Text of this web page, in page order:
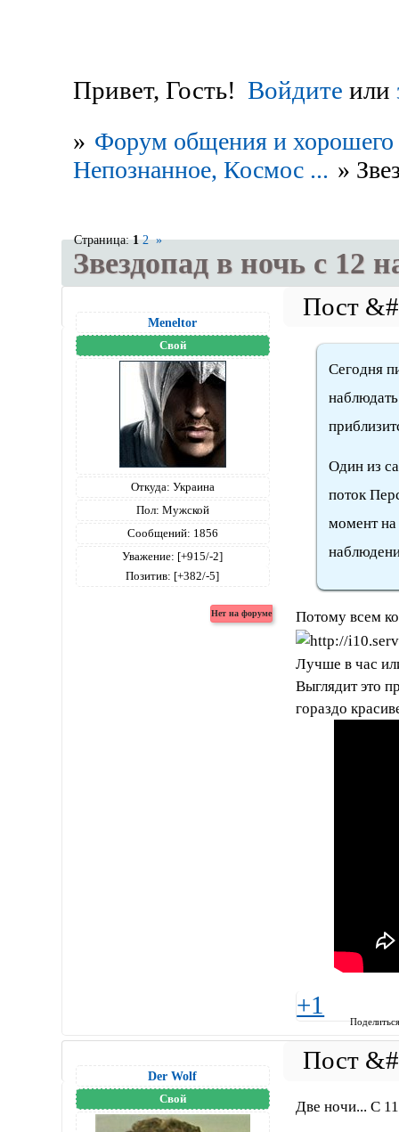
Привет, Гость! Войдите или
» Форум общения и хорошего
Непознанное, Космос ... »
Звездопад в ночь с 12
Страница:1 2 »
Meneltоr
Свой
Откуда: Украина
Пол: Мужской
Сообщений: 1856
Уважение: [+915/-2]
Позитив: [+382/-5]
Сегодня
Один из
поток
момент на
Потому всем
Лучше в час
Выглядит это
гораздо
+1
Der Wolf
Свой Две ночи... С